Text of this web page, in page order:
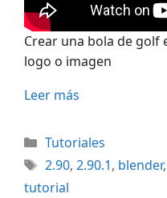
Crear una bola de golf
logo o imagen
Leer más
Categorías
Tutoriales
Etiquetas
2.90, 2.90.1, blender,
tutorial